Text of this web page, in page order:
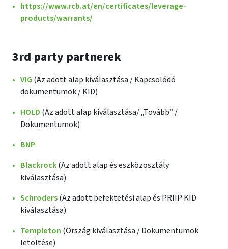
https://www.rcb.at/en/certificates/leverage-
products/warrants/
3rd party partnerek
VIG (Az adott alap kiválasztása / Kapcsolódó
dokumentumok / KID)
HOLD (Az adott alap kiválasztása/ „Tovább” /
Dokumentumok)
BNP
Blackrock(Az adott alap és eszközosztály
kiválasztása)
Schroders(Az adott befektetési alap és PRIIP KID
kiválasztása)
Templeton (Ország kiválasztása / Dokumentumok
letöltése)